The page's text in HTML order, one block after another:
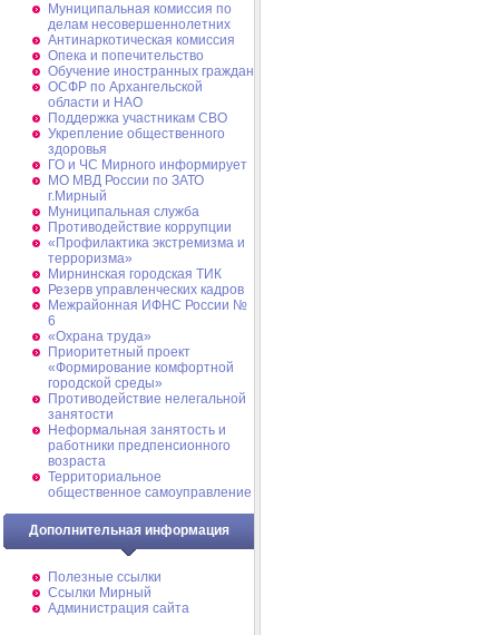
Муниципальная комиссия по
делам несовершеннолетних
Антинаркотическая комиссия
Опека и попечительство
Обучение иностранных граждан
ОСФР по Архангельской
области и НАО
Поддержка участникам СВО
Укрепление общественного
здоровья
ГО и ЧС Мирного информирует
МО МВД России по ЗАТО
г.Мирный
Муниципальная cлужба
Противодействие коррупции
«Профилактика экстремизма и
терроризма»
Мирнинская городская ТИК
Резерв управленческих кадров
Межрайонная ИФНС России №
6
«Охрана труда»
Приоритетный проект
«Формирование комфортной
городской среды»
Противодействие нелегальной
занятости
Неформальная занятость и
работники предпенсионного
возраста
Территориальное
общественное самоуправление
Дополнительная информация
Полезные ссылки
Ссылки Мирный
Администрация сайта